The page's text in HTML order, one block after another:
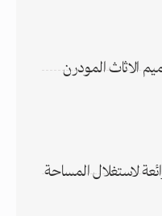
تصاميم الاثاث المودرن
لاستغلال المساحة